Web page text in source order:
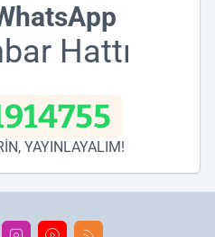
Hattı
YAYINLAYALIM!